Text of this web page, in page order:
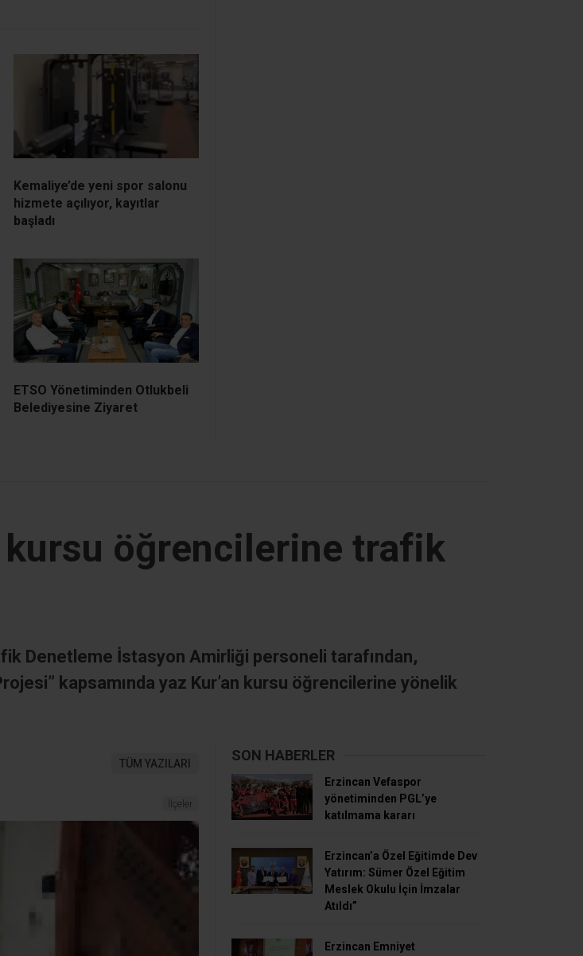
Kemaliye’de yeni spor salonu
hizmete açılıyor, kayıtlar
başladı
ETSO Yönetiminden Otlukbeli
Belediyesine Ziyaret
kursu öğrencilerine trafik
Denetleme İstasyon Amirliği personeli tarafından,
kapsamında yaz Kur’an kursu öğrencilerine yönelik
TÜM YAZILARI
İlçeler
SON HABERLER
Erzincan Vefaspor
yönetiminden PGL’ye
katılmama kararı
Erzincan’a Özel Eğitimde Dev
Yatırım: Sümer Özel Eğitim
Meslek Okulu İçin İmzalar
Atıldı”
Erzincan Emniyet